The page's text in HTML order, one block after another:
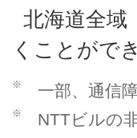
北海道全域
くことがで
※ 一部、通信
※
NTTビルの